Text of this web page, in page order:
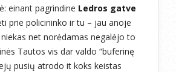
einant pagrindine Ledros gatve
prie policininko ir tu – jau anoje
net norėdamas negalėjo to
Tautos vis dar valdo “buferinę
pusių atrodo it koks keistas